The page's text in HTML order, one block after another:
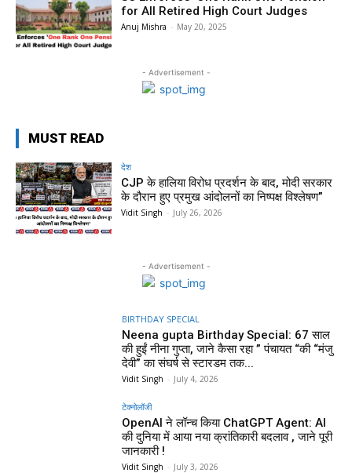
for All Retired High Court Judges
Anuj Mishra - May 20, 2025
- Advertisement -
MUST READ
देश
CJP के हालिया विरोध प्रदर्शन के बाद, मोदी सरकार
के दौरान हुए प्रमुख आंदोलनों का निष्पक्ष विश्लेषण”
Vidit Singh - July 26, 2026
- Advertisement -
BIRTHDAY SPECIAL
Neena gupta Birthday Special: 67 साल
की हुईं नीना गुप्ता, जाने कैसा रहा ” पंचायत “की “मंजु
देवी” का संघर्ष से स्टारडम तक...
Vidit Singh - July 4, 2026
टेक्नोलॉजी
OpenAI ने लॉन्च किया ChatGPT Agent: AI
की दुनिया में आया नया क्रांतिकारी बदलाव , जाने पूरी
जानकारी !
Vidit Singh - July 3, 2026